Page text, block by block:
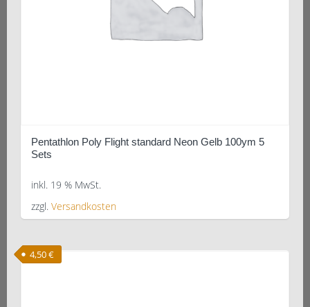
Pentathlon Poly Flight standard Neon Gelb 100ym 5
Sets
inkl. 19 % MwSt.
zzgl. Versandkosten
4,50€